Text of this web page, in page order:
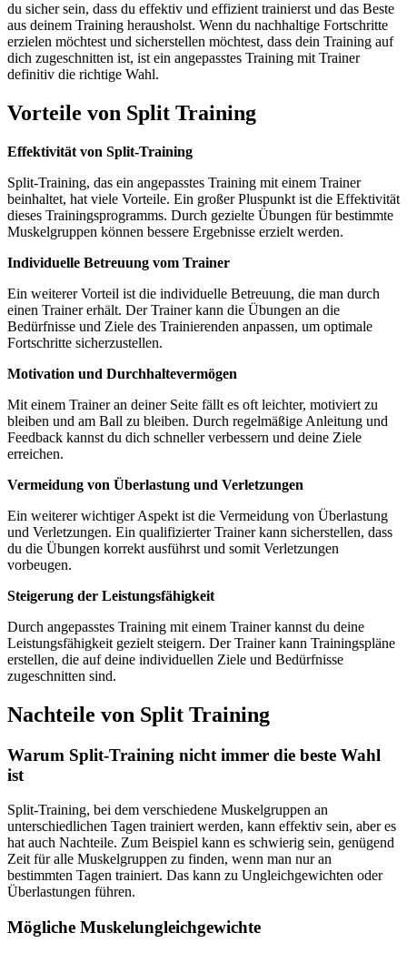
du sicher sein, dass du effektiv und effizient trainierst und das Beste
aus deinem Training herausholst. Wenn du nachhaltige Fortschritte
erzielen möchtest und sicherstellen möchtest, dass dein Training auf
dich zugeschnitten ist, ist ein angepasstes Training mit Trainer
definitiv die richtige Wahl.
Vorteile von Split Training
Effektivität von Split-Training
Split-Training, das ein angepasstes Training mit einem Trainer
beinhaltet, hat viele Vorteile. Ein großer Pluspunkt ist die Effektivität
dieses Trainingsprogramms. Durch gezielte Übungen für bestimmte
Muskelgruppen können bessere Ergebnisse erzielt werden.
Individuelle Betreuung vom Trainer
Ein weiterer Vorteil ist die individuelle Betreuung, die man durch
einen Trainer erhält. Der Trainer kann die Übungen an die
Bedürfnisse und Ziele des Trainierenden anpassen, um optimale
Fortschritte sicherzustellen.
Motivation und Durchhaltevermögen
Mit einem Trainer an deiner Seite fällt es oft leichter, motiviert zu
bleiben und am Ball zu bleiben. Durch regelmäßige Anleitung und
Feedback kannst du dich schneller verbessern und deine Ziele
erreichen.
Vermeidung von Überlastung und Verletzungen
Ein weiterer wichtiger Aspekt ist die Vermeidung von Überlastung
und Verletzungen. Ein qualifizierter Trainer kann sicherstellen, dass
du die Übungen korrekt ausführst und somit Verletzungen
vorbeugen.
Steigerung der Leistungsfähigkeit
Durch angepasstes Training mit einem Trainer kannst du deine
Leistungsfähigkeit gezielt steigern. Der Trainer kann Trainingspläne
erstellen, die auf deine individuellen Ziele und Bedürfnisse
zugeschnitten sind.
Nachteile von Split Training
Warum Split-Training nicht immer die beste Wahl
ist
Split-Training, bei dem verschiedene Muskelgruppen an
unterschiedlichen Tagen trainiert werden, kann effektiv sein, aber es
hat auch Nachteile. Zum Beispiel kann es schwierig sein, genügend
Zeit für alle Muskelgruppen zu finden, wenn man nur an
bestimmten Tagen trainiert. Das kann zu Ungleichgewichten oder
Überlastungen führen.
Mögliche Muskelungleichgewichte